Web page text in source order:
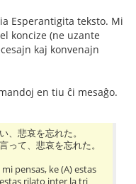
Esperantigita teksto. Mi
koncize (ne uzante
kaj konvenajn
en tiu ĉi mesaĝo.
、悲哀を忘れた。
って、悲哀を忘れた。
pensas, ke (A) estas
rilato inter la tri